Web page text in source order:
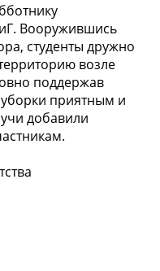
Вооружившись
студенты дружно
возле
поддержав
приятным и
добавили